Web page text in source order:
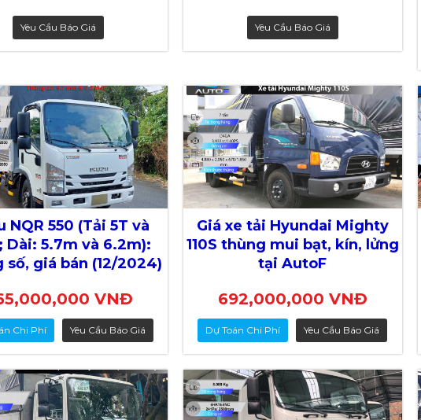
Yêu Cầu Báo Giá Yêu Cầu Báo Giá
NQR 550 (Tải 5T và
Dài: 5.7m và 6.2m):
số, giá bán (12/2024)
VNĐ
Chi Phí Yêu Cầu Báo Giá
Giá xe tải Hyundai Mighty
110S thùng mui bạt, kín, lửng
tại AutoF
692,000,000 VNĐ
Dự Toán Chi Phí Yêu Cầu Báo Giá